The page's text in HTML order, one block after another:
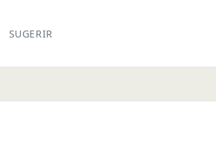
SUGERIR